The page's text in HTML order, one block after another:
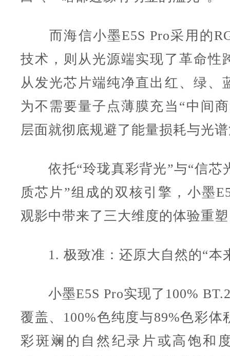
而海信小墨E5S Pro采用的
技术，则从光源端实现了革命性
从发光芯片端纯净直出红、绿、
为不需要量子点薄膜充当“中间
层面就彻底规避了能量损耗与光
依托“玲珑真彩背光”与“信芯
质芯片”组成的双核引擎，小墨
观影中带来了三大维度的体验重
1. 极致准：还原大自然的“本
小墨E5S Pro实现了100%
覆盖、100%色纯度与89%色彩体
彩斑斓的自然纪录片或高饱和